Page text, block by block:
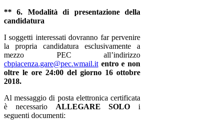
** 6. Modalità di presentazione della
candidatura
I soggetti interessati dovranno far pervenire
la propria candidatura esclusivamente a
mezzo PEC all’indirizzo
cbpiacenza.gare@pec.wmail.it entro e non
oltre le ore 24:00 del giorno 16 ottobre
2018.
Al messaggio di posta elettronica certificata
è necessario ALLEGARE SOLOi
seguenti documenti: